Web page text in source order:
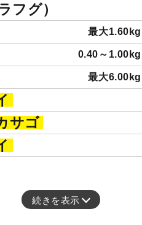
フグ）
最大1.60kg
0.40～1.00kg
最大6.00kg
サゴ
続きを表示